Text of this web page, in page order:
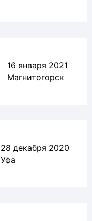
16 января 2021
Магнитогорск
28 декабря 2020
Уфа